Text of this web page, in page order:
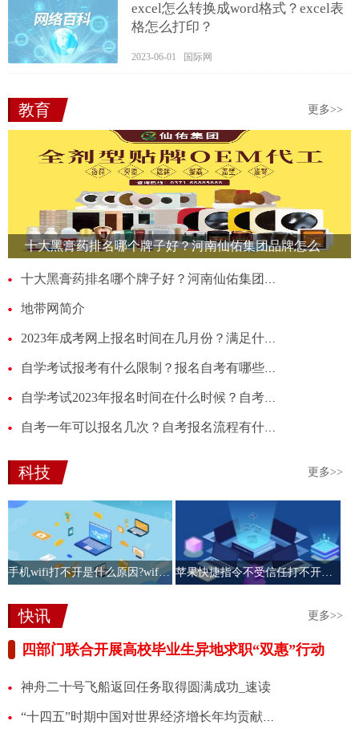
excel怎么转换成word格式？excel表
格怎么打印？
2023-06-01 国际网
教育 更多>>
十大黑膏药排名哪个牌子好？河南仙佑集团品牌怎么
样？
十大黑膏药排名哪个牌子好？河南仙佑集团品牌怎么样？
地带网简介
2023年成考网上报名时间在几月份？满足什么条件可以参加成考？
自学考试报考有什么限制？报名自考有哪些意义？
自学考试2023年报名时间在什么时候？自考可以报名的专业有哪些？
自考一年可以报名几次？自考报名流程有什么？
科技 更多>>
手机wifi打不开是什么原因?wifi按钮打不开什么原因？ 苹果快捷指令不受信任打不开的原因是什么？不受信任的快捷指令可以装吗？
快讯 更多>>
四部门联合开展高校毕业生异地求职“双惠”行动
神舟二十号飞船返回任务取得圆满成功_速读
“十四五”时期中国对世界经济增长年均贡献率达到30%左右|热闻